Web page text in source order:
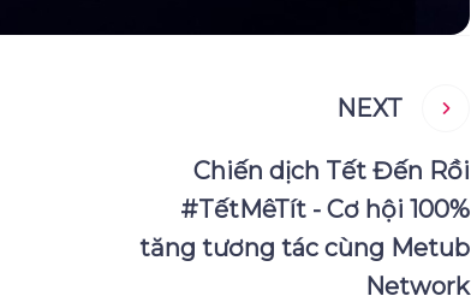
NEXT
Chiến dịch Tết Đến Rồi
#TếtMêTít - Cơ hội 100%
tăng tương tác cùng Metub
Network